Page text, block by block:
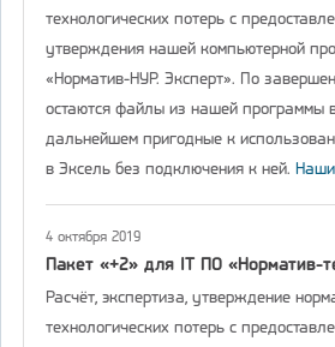
технологических потерь с
утверждения нашей компьютерной
«Норматив-НУР. Эксперт». По
остаются файлы из нашей программы
дальнейшем пригодные к
в Эксель без подключения к ней.
4 октября 2019
Пакет «+2» для IT ПО «Норматив-
Расчёт, экспертиза, утверждение
технологических потерь с